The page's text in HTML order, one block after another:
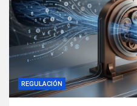
REGULACIÓN